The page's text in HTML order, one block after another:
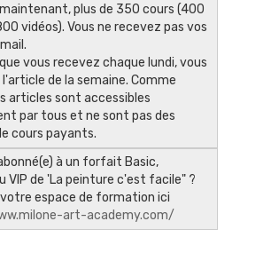
plus de 350 cours (400
vidéos). Vous ne recevez pas vos
vous recevez chaque lundi, vous
de la semaine. Comme
articles sont accessibles
par tous et ne sont pas des
cours payants.
à un forfait Basic,
VIP de 'La peinture c'est facile" ?
espace de formation ici
art-academy.com/